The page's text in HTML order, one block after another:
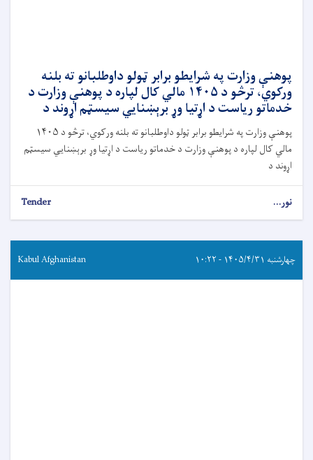
پوهنې وزارت په شرایطو برابر ټولو داوطلبانو ته بلنه
ورکوي، ترڅو د ۱۴۰۵ مالي کال لپاره د پوهنې وزارت د
خدماتو ریاست د اړتیا وړ برېښنايي سیسټم اړوند د
پوهنې وزارت په شرایطو برابر ټولو داوطلبانو ته بلنه ورکوي، ترڅو د ۱۴۰۵
مالي کال لپاره د پوهنې وزارت د خدماتو ریاست د اړتیا وړ برېښنايي سیسټم
اړوند د
نور... Tender
چهارشنبه ۱۴۰۵/۴/۳۱ - ۱۰:۲۲ Kabul Afghanistan